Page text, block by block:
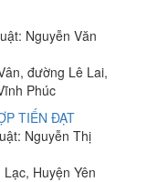
Nguyễn Văn
đường Lê Lai,
Phúc
TIẾN ĐẠT
Nguyễn Thị
Huyện Yên